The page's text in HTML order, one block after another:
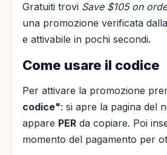
Gratuiti trovi Save $105 on
una promozione verificata
e attivabile in pochi secondi.
Come usare il codice
Per attivare la promozione
codice": si apre la pagina del
appare PER da copiare. Poi
momento del pagamento per